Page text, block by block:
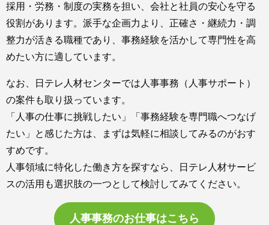
採用・労務・制度の実務を担い、会社と社員の安心を守る
役割があります。派手な企画力より、正確さ・継続力・調
整力が活きる職種であり、事務経験を活かして専門性を高
めたい方に適しています。
なお、日テレ人材センターでは人事事務（人事サポート）
の案件も取り扱っています。
「人事の仕事に挑戦したい」「事務経験を専門職へつなげ
たい」と感じた方は、まずは気軽に相談してみるのがおす
すめです。
人事領域に特化した働き方を探すなら、日テレ人材サービ
スの活用も選択肢の一つとして検討してみてください。
人事事務のお仕事はこちら